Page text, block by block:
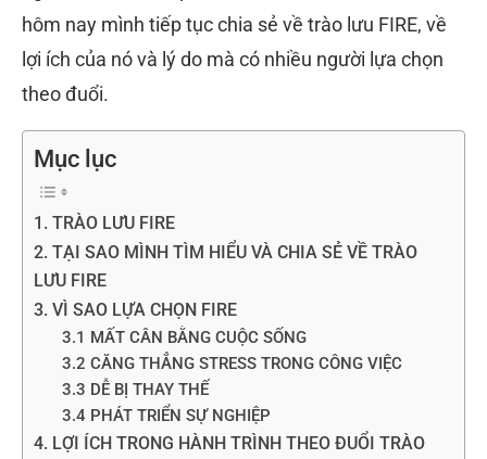
hôm nay mình tiếp tục chia sẻ về trào lưu FIRE, về
lợi ích của nó và lý do mà có nhiều người lựa chọn
theo đuổi.
Mục lục
1. TRÀO LƯU FIRE
2. TẠI SAO MÌNH TÌM HIỂU VÀ CHIA SẺ VỀ TRÀO
LƯU FIRE
3. VÌ SAO LỰA CHỌN FIRE
3.1 MẤT CÂN BẰNG CUỘC SỐNG
3.2 CĂNG THẲNG STRESS TRONG CÔNG VIỆC
3.3 DỄ BỊ THAY THẾ
3.4 PHÁT TRIỂN SỰ NGHIỆP
4. LỢI ÍCH TRONG HÀNH TRÌNH THEO ĐUỔI TRÀO